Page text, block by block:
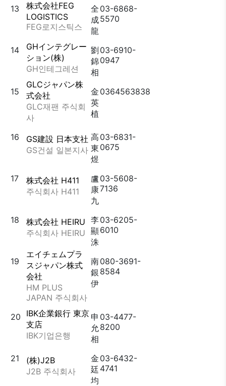
13
株式会社FEG
LOGISTICS
FEG로지스틱스
全
成
龍
03-6868-
5570
14
GHインテグレー
ション(株)
GH인테그레션
劉
錦
相
03-6910-
0947
15
GLCジャパン株
式会社
GLC재팬 주식회
사
金
英
植
0364563838
16
GS建設 日本支社
GS건설 일본지사
高
東
煜
03-6831-
0675
17
株式会社 H411
주식회사 H411
盧
康
九
03-5608-
7136
18
株式会社 HEIRU
주식회사 HEIRU
李
顯
洙
03-6205-
6010
19
エイチェムプラ
スジャパン株式
会社
HM PLUS
JAPAN 주식회사
南
銀
伊
080-3691-
8584
20
IBK企業銀行 東京
支店
IBK기업은행
申
允
相
03-4477-
8200
21
(株)J2B
J2B 주식회사
金
廷
均
03-6432-
4741